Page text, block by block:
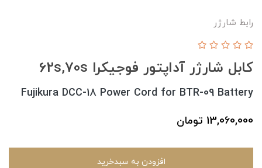
رابط شارژر
کابل شارژر آداپتور فوجیکرا 62s,70s
Fujikura DCC-18 Power Cord for BTR-09 Battery
13,060,000 تومان
افزودن به سبدخرید